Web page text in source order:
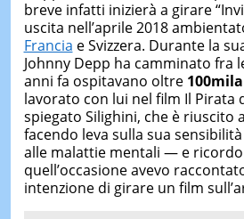
breve infatti inizierà a girare
uscita nell’aprile 2018
Francia e Svizzera. Durante la
Johnny Depp ha camminato fra
anni fa ospitavano oltre
lavorato con lui nel film Il Pirata
spiegato Silighini, che è riuscito
facendo leva sulla sua
alle malattie mentali — e ricordo
quell’occasione avevo
intenzione di girare un film